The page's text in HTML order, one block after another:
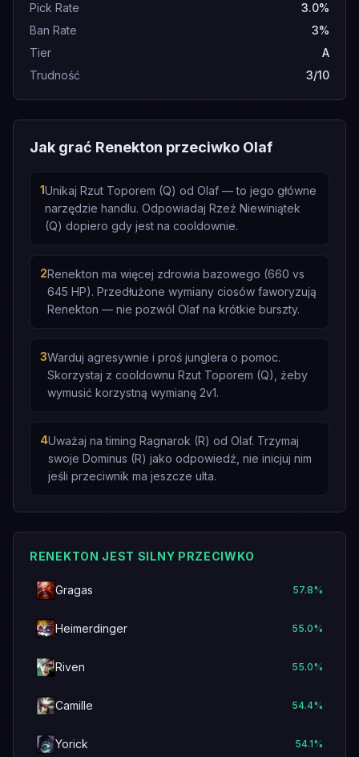
Pick Rate
3.0%
Ban Rate
3%
Tier
A
Trudność
3/10
Jak grać Renekton przeciwko Olaf
1Unikaj Rzut Toporem (Q) od Olaf — to jego główne
narzędzie handlu. Odpowiadaj Rzeź Niewiniątek
(Q) dopiero gdy jest na cooldownie.
2Renekton ma więcej zdrowia bazowego (660 vs
645 HP). Przedłużone wymiany ciosów faworyzują
Renekton — nie pozwól Olaf na krótkie burszty.
3Warduj agresywnie i proś junglera o pomoc.
Skorzystaj z cooldownu Rzut Toporem (Q), żeby
wymusić korzystną wymianę 2v1.
4Uważaj na timing Ragnarok (R) od Olaf. Trzymaj
swoje Dominus (R) jako odpowiedź, nie inicjuj nim
jeśli przeciwnik ma jeszcze ulta.
RENEKTON JEST SILNY PRZECIWKO
Gragas 57.8%
Heimerdinger 55.0%
Riven 55.0%
Camille 54.4%
Yorick 54.1%